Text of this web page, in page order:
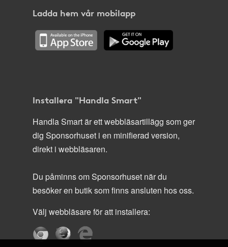
Ladda hem vår mobilapp
Installera "Handla Smart"
Handla Smart är ett webbläsartillägg som ger
dig Sponsorhuset i en minifierad version,
direkt i webbläsaren.
Du påminns om Sponsorhuset när du
besöker en butik som finns ansluten hos oss.
Välj webbläsare för att installera: